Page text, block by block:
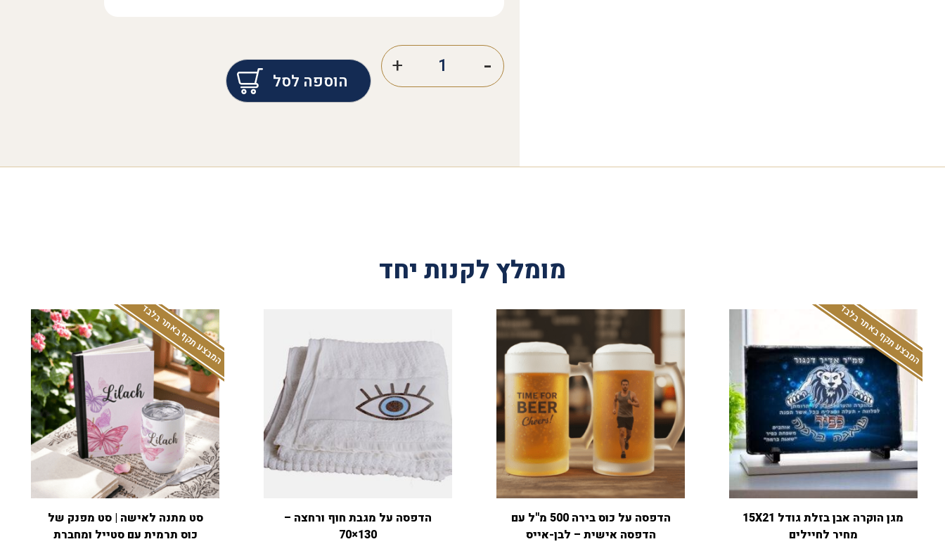
הוספה לסל
מומלץ לקנות יחד
המבצע תקף באתר בלבד
מגן הוקרה אבן בזלת גודל 15X21
מחיר לחיילים
הדפסה על כוס בירה 500 מ"ל עם
הדפסה אישית – לבן-אייס
הדפסה על מגבת חוף ורחצה –
130×70
המבצע תקף באתר בלבד
סט מתנה לאישה | סט מפנק של
כוס תרמית עם סטייל ומחברת